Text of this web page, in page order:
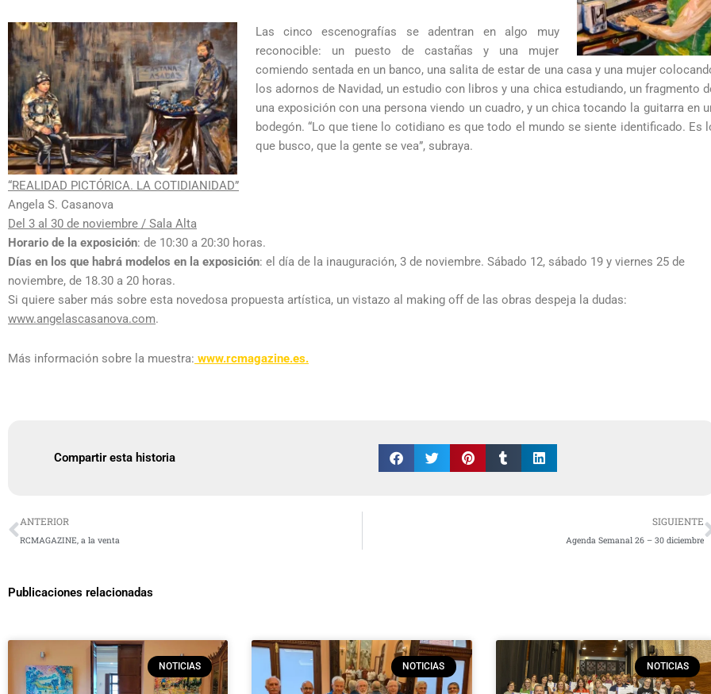
Las cinco escenografías se adentran en algo muy
reconocible: un puesto de castañas y una mujer
comiendo sentada en un banco, una salita de estar de una casa y una mujer
los adornos de Navidad, un estudio con libros y una chica estudiando, un fragmento
una exposición con una persona viendo un cuadro, y un chica tocando la guitarra en
bodegón. “Lo que tiene lo cotidiano es que todo el mundo se siente identificado. Es
que busco, que la gente se vea”, subraya.
“REALIDAD PICTÓRICA. LA COTIDIANIDAD”
Angela S. Casanova
Del 3 al 30 de noviembre / Sala Alta
Horario de la exposición: de 10:30 a 20:30 horas.
Días en los que habrá modelos en la exposición: el día de la inauguración, 3 de noviembre. Sábado 12, sábado 19 y viernes 25 de
noviembre, de 18.30 a 20 horas.
Si quiere saber más sobre esta novedosa propuesta artística, un vistazo al making off de las obras despeja la dudas:
www.angelascasanova.com.
Más información sobre la muestra: www.rcmagazine.es.
Compartir esta historia
Ant
ANTERIOR
RCMAGAZINE, a la venta
SIGUIENTE
Agenda Semanal 26 – 30 diciembre
Publicaciones relacionadas
NOTICIAS NOTICIAS NOTICIAS